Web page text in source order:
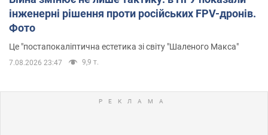
інженерні рішення проти російських FPV-дронів.
Фото
Це "постапокаліптична естетика зі світу "Шаленого Макса"
7.08.2026 23:47 9,9 т.